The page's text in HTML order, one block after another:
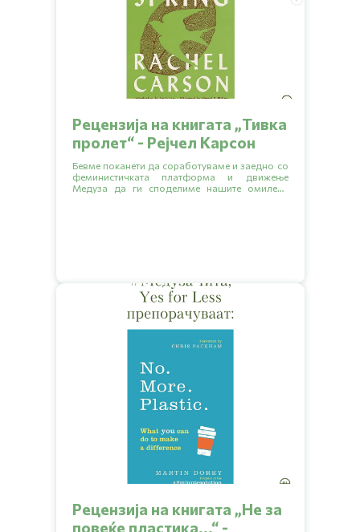
Рецензија на книгата „Тивка
пролет“ - Рејчел Карсон
Бевме поканети да соработуваме и заедно со
феминистичката платформа и движење
Медуза да ги споделиме нашите омилени
Рецензија на книгата „Hе за
повеќе пластика...“ -